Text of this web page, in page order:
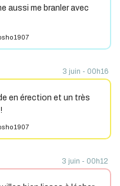
aussi me branler avec
3 juin - 00h16
en érection et un très
3 juin - 00h12